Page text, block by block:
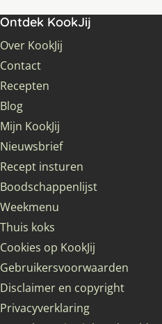
Ontdek KookJij
Over KookJij
Contact
Recepten
Blog
Mijn KookJij
Nieuwsbrief
Recept insturen
Boodschappenlijst
Weekmenu
Thuis koks
Cookies op KookJij
Gebruikersvoorwaarden
Disclaimer en copyright
Privacyverklaring